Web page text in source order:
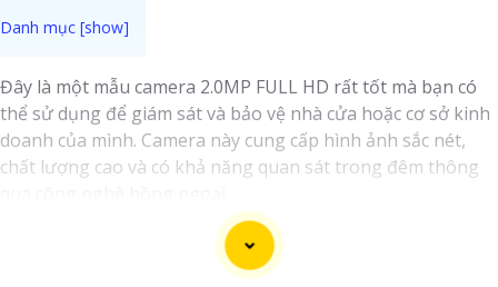
Đây là một mẫu camera 2.0MP FULL HD rất tốt mà bạn có
thể sử dụng để giám sát và bảo vệ nhà cửa hoặc cơ sở kinh
doanh của mình. Camera này cung cấp hình ảnh sắc nét,
chất lượng cao và có khả năng quan sát trong đêm thông
Dưới đây là một mô tả cơ bản về chiếc camera này:
- Độ phân giải: 2.0MP FULL HD- Chất lượng hình ảnh: Sắc
nét, chất lượng cao- Công nghệ hồng ngoại: Có khả năng